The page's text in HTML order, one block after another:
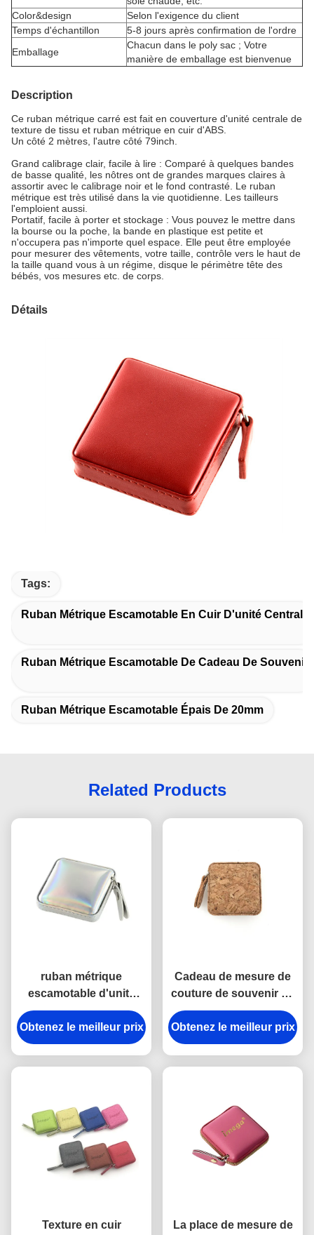
Color&design
Selon l'exigence du client
Temps d'échantillon
5-8 jours après confirmation de l'ordre
Emballage
Chacun dans le poly sac ; Votre
manière de emballage est bienvenue
Description
Ce ruban métrique carré est fait en couverture d'unité centrale de
texture de tissu et ruban métrique en cuir d'ABS.
Un côté 2 mètres, l'autre côté 79inch.
Grand calibrage clair, facile à lire : Comparé à quelques bandes
de basse qualité, les nôtres ont de grandes marques claires à
assortir avec le calibrage noir et le fond contrasté. Le ruban
métrique est très utilisé dans la vie quotidienne. Les tailleurs
l'emploient aussi.
Portatif, facile à porter et stockage : Vous pouvez le mettre dans
la bourse ou la poche, la bande en plastique est petite et
n'occupera pas n'importe quel espace. Elle peut être employée
pour mesurer des vêtements, votre taille, contrôle vers le haut de
la taille quand vous à un régime, disque le périmètre tête des
bébés, vos mesures etc. de corps.
Détails
Tags:
Ruban Métrique Escamotable En Cuir D'unité Centrale
Ruban Métrique Escamotable De Cadeau De Souvenir
Ruban Métrique Escamotable Épais De 20mm
Related Products
ruban métrique
escamotable d'unité
centrale de 15mm de
cadeau en cuir Jelly
Color de souvenir
Obtenez le meilleur prix
Cadeau de mesure de
couture de souvenir de
la place 15mm d'ABS
d'unité centrale de
bande d'Imega
Obtenez le meilleur prix
Texture en cuir
La place de mesure de